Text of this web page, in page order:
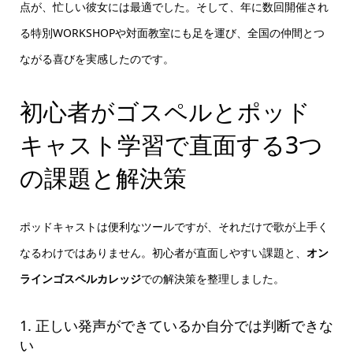
点が、忙しい彼女には最適でした。そして、年に数回開催され
る特別WORKSHOPや対面教室にも足を運び、全国の仲間とつ
ながる喜びを実感したのです。
初心者がゴスペルとポッド
キャスト学習で直面する3つ
の課題と解決策
ポッドキャストは便利なツールですが、それだけで歌が上手く
なるわけではありません。初心者が直面しやすい課題と、 オン
ラインゴスペルカレッジでの解決策を整理しました。
1. 正しい発声ができているか自分では判断できな
い